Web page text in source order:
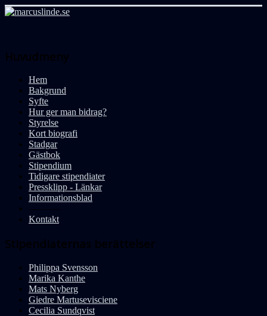
Huvudmeny
Hem
Bakgrund
Syfte
Hur ger man bidrag?
Styrelse
Kort biografi
Stadgar
Gästbok
Stipendium
Tidigare stipendiater
Pressklipp - Länkar
Informationsblad
-----------
Kontakt
Stipendiaternas berättelser
Philippa Svensson
Marika Kanthe
Mats Nyberg
Giedre Martusevisciene
Cecilia Sundqvist